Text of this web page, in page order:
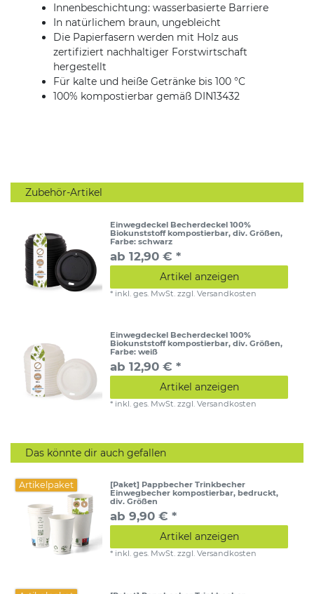
Innenbeschichtung: wasserbasierte Barriere
In natürlichem braun, ungebleicht
Die Papierfasern werden mit Holz aus
zertifiziert nachhaltiger Forstwirtschaft
hergestellt
Für kalte und heiße Getränke bis 100 °C
100% kompostierbar gemäß DIN13432
Zubehör-Artikel
Einwegdeckel Becherdeckel 100%
Biokunststoff kompostierbar, div. Größen,
Farbe: schwarz
ab 12,90 € *
Artikel anzeigen
* inkl. ges. MwSt. zzgl.Versandkosten
Einwegdeckel Becherdeckel 100%
Biokunststoff kompostierbar, div. Größen,
Farbe: weiß
ab 12,90 € *
Artikel anzeigen
* inkl. ges. MwSt. zzgl.Versandkosten
Das könnte dir auch gefallen
Artikelpaket
[Paket] Pappbecher Trinkbecher
Einwegbecher kompostierbar, bedruckt,
div. Größen
ab 9,90 € *
Artikel anzeigen
* inkl. ges. MwSt. zzgl.Versandkosten